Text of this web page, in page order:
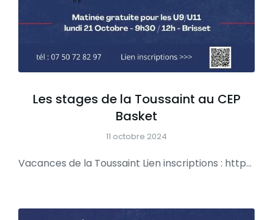
Les stages de la Toussaint au CEP
Basket
11 octobre 2024
Vacances de la Toussaint Lien inscriptions : https://www.helloasso.com/…/evenements/stage-octobre-2024